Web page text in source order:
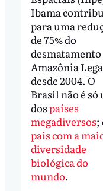
Ibama
para uma
de 75% do
desmatamento
Amazônia
desde 2004. O
Brasil não é só
dospaíses
megadiversos;
país com a
diversidade
biológica do
mundo.